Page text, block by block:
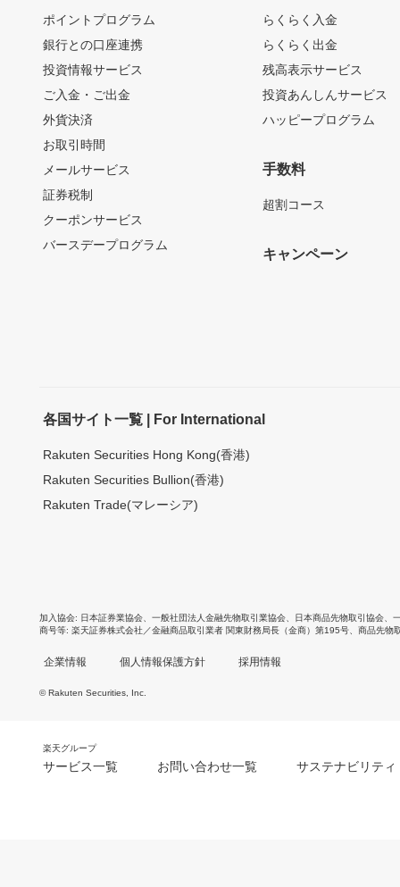
ポイントプログラム
銀行との口座連携
投資情報サービス
ご入金・ご出金
外貨決済
お取引時間
メールサービス
証券税制
クーポンサービス
バースデープログラム
らくらく入金
らくらく出金
残高表示サービス
投資あんしんサービス
ハッピープログラム
手数料
超割コース
キャンペーン
各国サイト一覧 | For International
Rakuten Securities Hong Kong(香港)
Rakuten Securities Bullion(香港)
Rakuten Trade(マレーシア)
加入協会 日本証券業協会 一般社団法人金融先物取引業協会 日本商品先物取引協会
商号等 楽天証券株式会社／金融商品取引業者 関東財務局長（金商）第195号、商品先物
企業情報 個人情報保護方針 採用情報
© Rakuten Securities, Inc.
楽天グループ
サービス一覧 お問い合わせ一覧 サステナビリティ